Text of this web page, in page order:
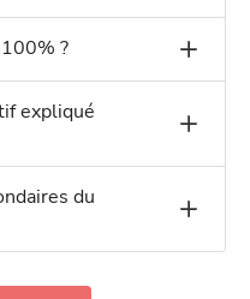
?
expliqué
du